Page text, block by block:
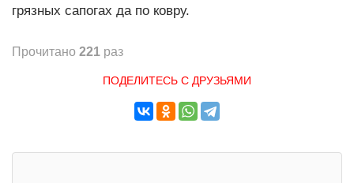
грязных сапогах да по ковру.
Прочитано 221 раз
ПОДЕЛИТЕСЬ С ДРУЗЬЯМИ